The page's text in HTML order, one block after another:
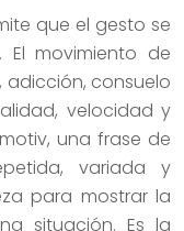
que el gesto se
El movimiento de
adicción, consuelo
velocidad y
una frase de
variada y
para mostrar la
situación. Es la